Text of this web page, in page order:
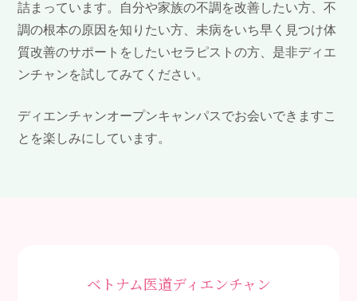
詰まっています。自分や家族の不調を改善したい方、不
調の根本の原因を知りたい方、未病をいち早く見つけ体
質改善のサポートをしたいセラピストの方、是非ディエ
ンチャンを試してみてください。
ディエンチャンオープンキャンパスでお会いできますこ
とを楽しみにしています。
ベトナム医道ディエンチャン